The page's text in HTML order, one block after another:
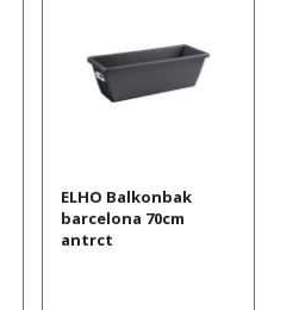
ELHO Balkonbak
barcelona 70cm
antrct